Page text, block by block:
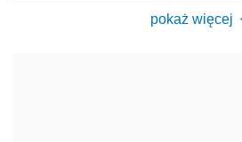
pokaż więcej